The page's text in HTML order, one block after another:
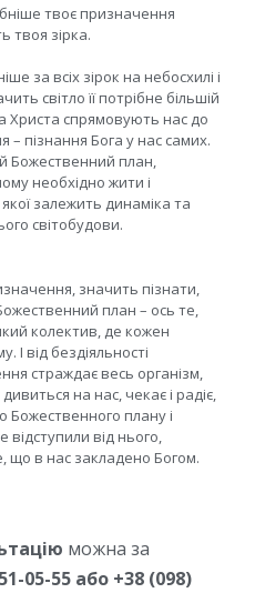
твоє призначення
твоя зірка.
за всіх зірок на небосхилі і
світло її потрібне більшій
Христа спрямовують нас до
пізнання Бога у нас самих.
Божественний план,
необхідно жити і
залежить динаміка та
світобудови.
значить пізнати,
план – ось те,
колектив, де кожен
І від бездіяльності
страждає весь організм,
на нас, чекає і радіє,
Божественного плану і
від нього,
що в нас закладено Богом.
можна за
05-55 або +38 (098)